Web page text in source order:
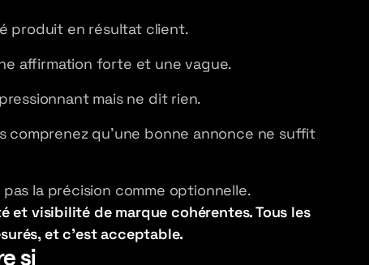
produit en résultat client.
affirmation forte et une vague.
mais ne dit rien.
comprenez qu'une bonne annonce ne suffit
la précision comme optionnelle.
et visibilité de marque cohérentes. Tous les
et c'est acceptable.
si